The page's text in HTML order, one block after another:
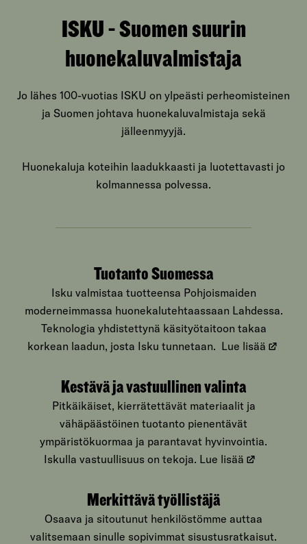
ISKU - Suomen suurin
huonekaluvalmistaja
Jo lähes 100-vuotias ISKU on ylpeästi perheomisteinen
ja Suomen johtava huonekaluvalmistaja sekä
jälleenmyyjä.
Huonekaluja koteihin laadukkaasti ja luotettavasti jo
kolmannessa polvessa.
Tuotanto Suomessa
Isku valmistaa tuotteensa Pohjoismaiden
moderneimmassa huonekalutehtaassaan Lahdessa.
Teknologia yhdistettynä käsityötaitoon takaa
korkean laadun, josta Isku tunnetaan. Lue lisää
Kestävä ja vastuullinen valinta
Pitkäikäiset, kierrätettävät materiaalit ja
vähäpäästöinen tuotanto pienentävät
ympäristökuormaa ja parantavat hyvinvointia.
Iskulla vastuullisuus on tekoja. Lue lisää
Merkittävä työllistäjä
Osaava ja sitoutunut henkilöstömme auttaa
valitsemaan sinulle sopivimmat sisustusratkaisut.